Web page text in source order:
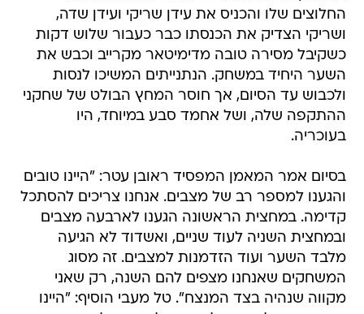
החלוצים שלו והכניס את עידן שריקי ועידן שדה,
ושריקי הצדיק את הכנסתו כבר כעבור שלוש דקות
כשקיבל מסירה טובה מדימיטאר מקרייב וכבש את
השער היחיד במשחק. הנתנייתים המשיכו לנסות
ולכבוש עד הסיום, אך חוסר המחץ הבולט של שחקני
ההתקפה שלה, ושל אחמד סבע במיוחד, היו
בעוכריה.
בסיום אמר המאמן המפסיד ראובן עטר: "היינו טובים
והגענו למספר רב של מצבים. אנחנו צריכים להסתכל
קדימה. במחצית הראשונה הגענו לארבעה מצבים
ובמחצית השניה לעוד שניים, ואשדוד לא הגיעה
מלבד השער ועוד הזדמנות למצבים. זה מסוג
המשחקים שאנחנו מצפים להם השנה, רק שאני
מקווה שנהיה בצד המנצח". טל מעבי הוסיף: "היינו